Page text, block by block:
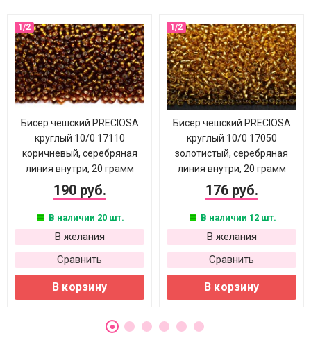
Бисер чешский PRECIOSA
круглый 10/0 17110
коричневый, серебряная
линия внутри, 20 грамм
190 руб.
В наличии 20 шт.
В желания
Сравнить
В корзину
Бисер чешский PRECIOSA
круглый 10/0 17050
золотистый, серебряная
линия внутри, 20 грамм
176 руб.
В наличии 12 шт.
В желания
Сравнить
В корзину